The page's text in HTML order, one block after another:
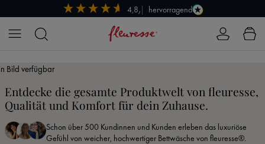
Zum Hauptinhalt springen hervorragend
4,8/5
Bild verfügbar
Entdecke die gesamte Produktwelt von fleuresse,
Qualität und Komfort für dein Zuhause.
Schon über 500 Kundinnen und Kunden erleben das luxuriöse
Gefühl von weicher, hochwertiger Bettwäsche von fleuresse®.